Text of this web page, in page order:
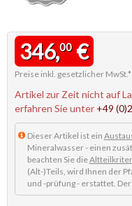
346,00€
Preise inkl. gesetzlicher MwSt.*
Artikel zur Zeit nicht auf
erfahren Sie unter +49
Dieser Artikel ist ein
Mineralwasser - einen
beachten Sie die
(Alt-)Teils, wird Ihnen der
und -prüfung - erstattet.